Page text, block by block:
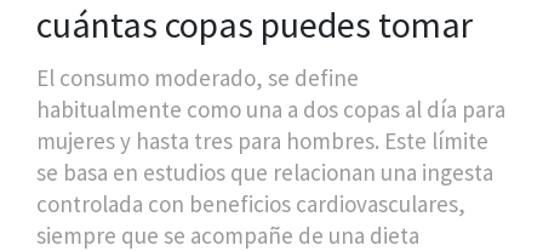
cuántas copas puedes tomar
El consumo moderado, se define
habitualmente como una a dos copas al día para
mujeres y hasta tres para hombres. Este límite
se basa en estudios que relacionan una ingesta
controlada con beneficios cardiovasculares,
siempre que se acompañe de una dieta